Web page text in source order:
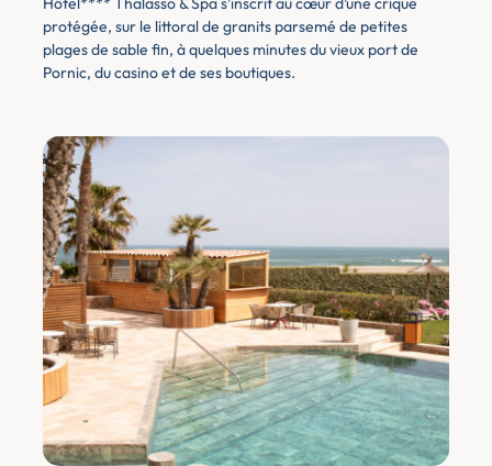
Surf (2)
protégée, sur le littoral de granits parsemé de petites
plages de sable fin, à quelques minutes du vieux port de
Pornic, du casino et de ses boutiques.